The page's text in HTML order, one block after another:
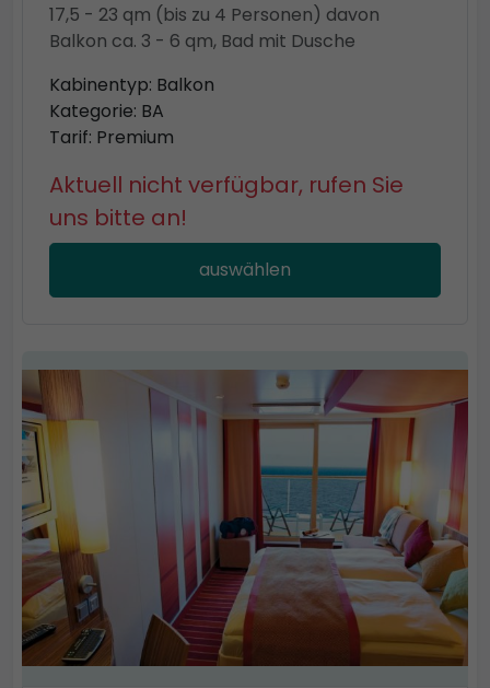
17,5 - 23 qm (bis zu 4 Personen) davon
Balkon ca. 3 - 6 qm, Bad mit Dusche
Kabinentyp: Balkon
Kategorie: BA
Tarif: Premium
Aktuell nicht verfügbar, rufen Sie
uns bitte an!
auswählen